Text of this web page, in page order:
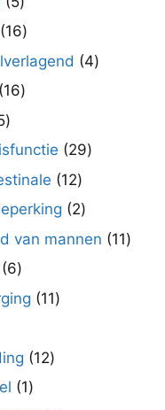
producten
1616
producten
44
1616
5
producten2929
1212
producten
22
producten
van mannen 1111
66
producten
1111
product
1212
11